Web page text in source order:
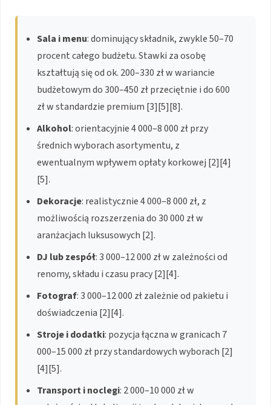
Sala i menu: dominujący składnik, zwykle 50–70
procent całego budżetu. Stawki za osobę
kształtują się od ok. 200–330 zł w wariancie
budżetowym do 300–450 zł przeciętnie i do 600
zł w standardzie premium [3][5][8].
Alkohol: orientacyjnie 4 000–8 000 zł przy
średnich wyborach asortymentu, z
ewentualnym wpływem opłaty korkowej [2][4]
[5].
Dekoracje: realistycznie 4 000–8 000 zł, z
możliwością rozszerzenia do 30 000 zł w
aranżacjach luksusowych [2].
DJ lub zespół: 3 000–12 000 zł w zależności od
renomy, składu i czasu pracy [2][4].
Fotograf: 3 000–12 000 zł zależnie od pakietu i
doświadczenia [2][4].
Stroje i dodatki: pozycja łączna w granicach 7
000–15 000 zł przy standardowych wyborach [2]
[4][5].
Transport i noclegi: 2 000–10 000 zł w